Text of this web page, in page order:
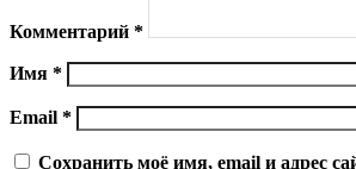
Комментарий *
Имя *
Email *
Сохранить моё имя, email и адрес